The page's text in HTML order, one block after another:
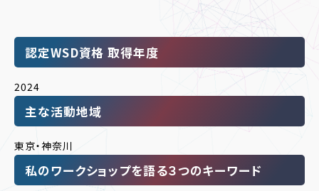
認定WSD資格 取得年度
2024
主な活動地域
東京・神奈川
私のワークショップを語る３つのキーワード